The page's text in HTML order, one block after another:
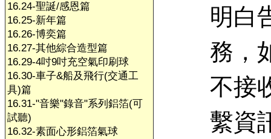
16.24-聖誕/感恩篇
16.25-新年篇
16.26-博奕篇
16.27-其他綜合造型篇
16.29-4吋9吋充空氣印刷球
16.30-車子&船及飛行(交通工
具)篇
16.31-"音樂"錄音"系列鋁箔(可
試聽)
16.32-素面心形鋁箔氣球
明白
務，
不接
繫資